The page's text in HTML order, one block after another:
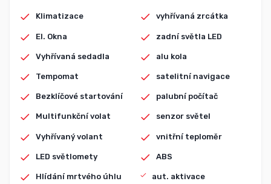
Klimatizace
El. Okna
Vyhřívaná sedadla
Tempomat
Bezklíčové startování
Multifunkční volat
Vyhřívaný volant
LED světlomety
Hlídání mrtvého úhlu
vyhřívaná zrcátka
zadní světla LED
alu kola
satelitní navigace
palubní počítač
senzor světel
vnitřní teploměr
ABS
aut. aktivace